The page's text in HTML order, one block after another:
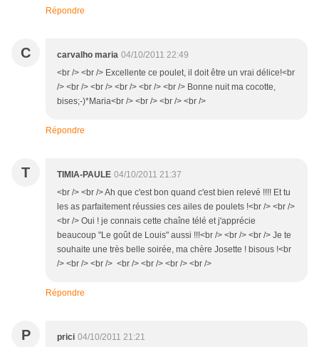
Répondre
C carvalho maria 04/10/2011 22:49
<br /> <br /> Excellente ce poulet, il doit être un vrai délice!<br
/> <br /> <br /> <br /> <br /> <br /> Bonne nuit ma cocotte,
bises;-)*Maria<br /> <br /> <br /> <br />
Répondre
T TIMIA-PAULE 04/10/2011 21:37
<br /> <br /> Ah que c'est bon quand c'est bien relevé !!!! Et tu
les as parfaitement réussies ces ailes de poulets !<br /> <br />
<br /> Oui ! je connais cette chaîne télé et j'apprécie
beaucoup "Le goût de Louis" aussi !!!<br /> <br /> <br /> Je te
souhaite une très belle soirée, ma chère Josette ! bisous !<br
/> <br /> <br /> <br /> <br /> <br /> <br />
Répondre
P prici 04/10/2011 21:21